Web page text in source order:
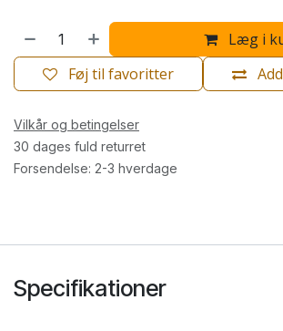
Læg i
Føj til favoritter
Vilkår og betingelser
30 dages fuld returret
Forsendelse: 2-3 hverdage
Specifikationer